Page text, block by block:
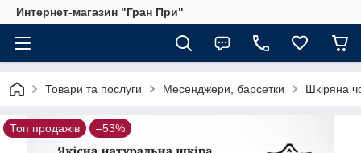
Интернет-магазин "Гран При"
Товари та послуги Месенджери, барсетки Шкіряна
Топ продажів –53%